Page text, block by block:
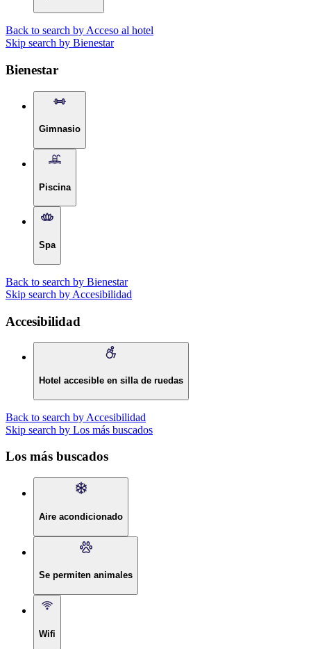
Back to search by Acceso al hotel
Skip search by Bienestar
Bienestar
Gimnasio
Piscina
Spa
Back to search by Bienestar
Skip search by Accesibilidad
Accesibilidad
Hotel accesible en silla de ruedas
Back to search by Accesibilidad
Skip search by Los más buscados
Los más buscados
Aire acondicionado
Se permiten animales
Wifi